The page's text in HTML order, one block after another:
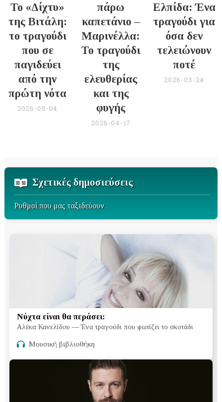
Το «Δίχτυ»
της Βιτάλη:
το τραγούδι
που σε
παγιδεύει
από την
πρώτη νότα
2026-05-04
πάρω
καπετάνιο –
Μαρινέλλα:
Το τραγούδι
της
ελευθερίας
και της
φυγής
2026-04-17
Ελπίδα: Ένα
τραγούδι για
όσα δεν
τελειώνουν
ποτέ
2026-03-24
Σχετικές δημοσιεύσεις
Ρυθμοί που μας ταξιδεύουν
Νύχτα είναι θα περάσει:
Αλέκα Κανελίδου — Ένα τραγούδι που φωτίζει το σκοτάδι
Μουσική βιβλιοθήκη